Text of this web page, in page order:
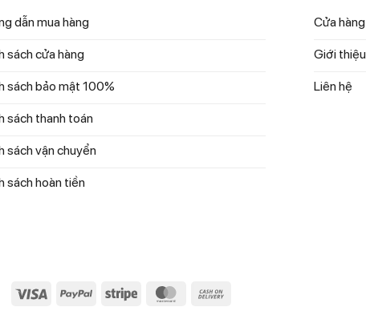
bạn điều chỉnh tốc độ xay phù hợp với từng loại thực phẩm.
nhuyễn các nguyên liệu mềm và nhỏ hơn.
dẫn mua hàng
sách cửa hàng
sách bảo mật 100%
sách thanh toán
sách vận chuyển
sách hoàn tiền
Cửa hàng
Giới thiệu
Liên hệ
Visa PayPal Stripe MasterCard